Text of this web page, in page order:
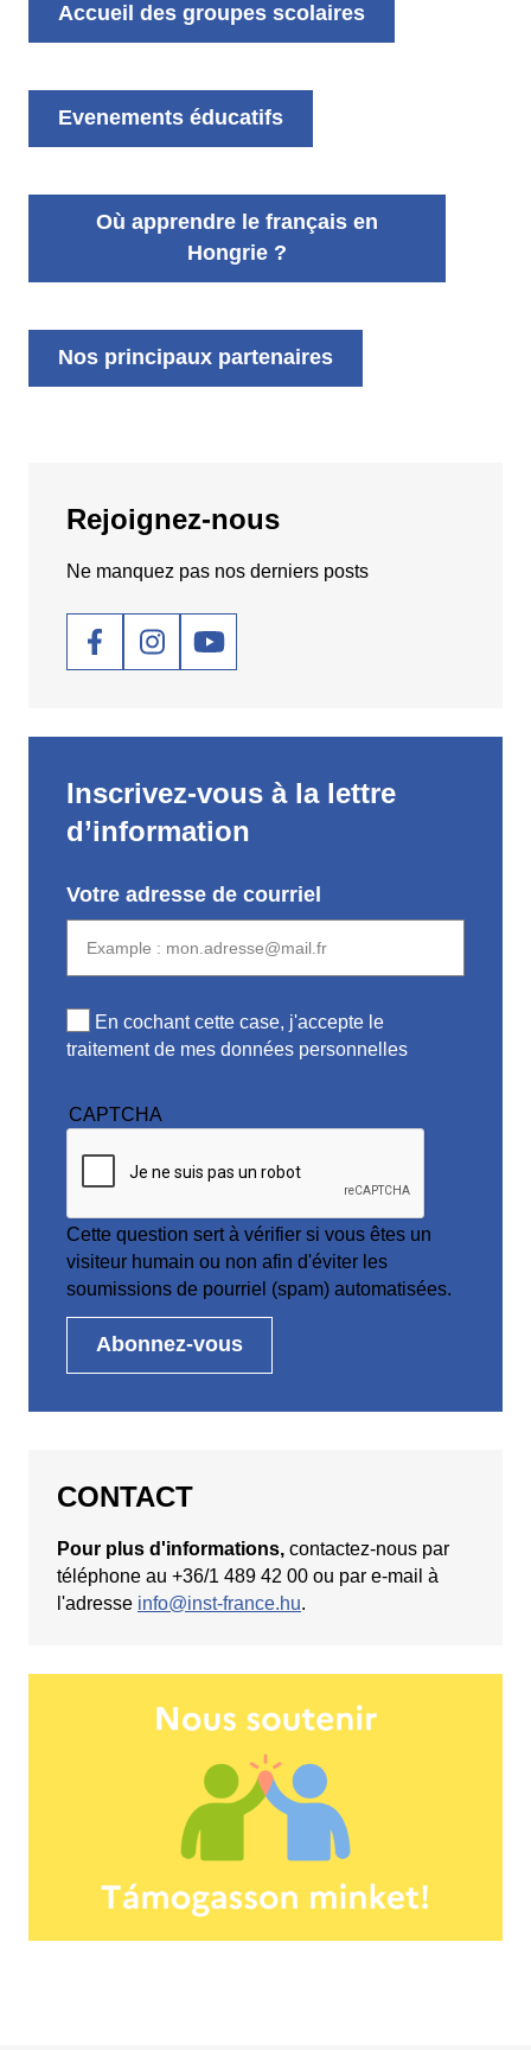
Accueil des groupes scolaires
Evenements éducatifs
Où apprendre le français en
Hongrie ?
Nos principaux partenaires
Rejoignez-nous
Ne manquez pas nos derniers posts
Social
Inscrivez-vous à la lettre
d’information
Votre adresse de courriel
En cochant cette case, j'accepte le
traitement de mes données personnelles
CAPTCHA
Cette question sert à vérifier si vous êtes un
visiteur humain ou non afin d'éviter les
soumissions de pourriel (spam) automatisées.
CONTACT
Pour plus d'informations, contactez-nous par
téléphone au +36/1 489 42 00 ou par e-mail à
l'adresse info@inst-france.hu.